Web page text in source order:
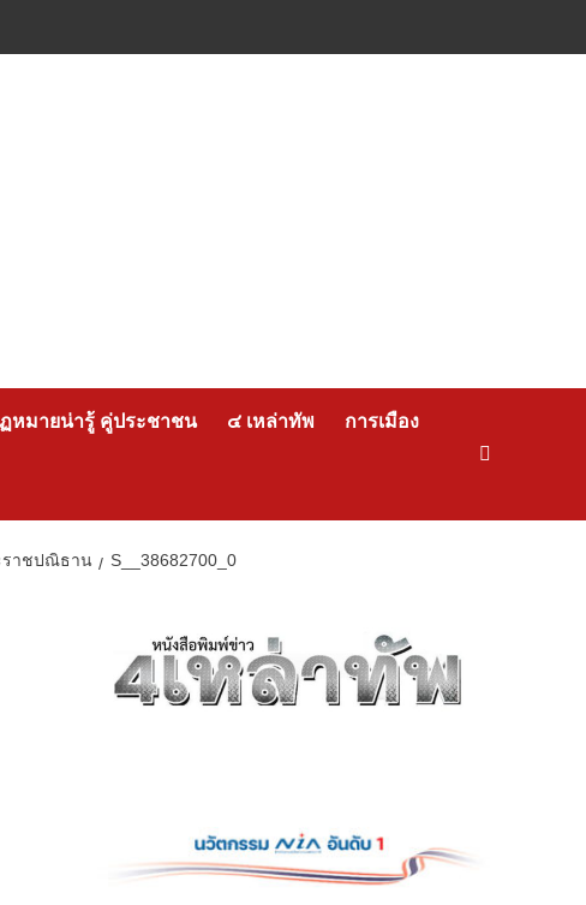
หมายน่ารู้ คู่ประชาชน ๔ เหล่าทัพ การเมือง
ราชปณิธาน S__38682700_0